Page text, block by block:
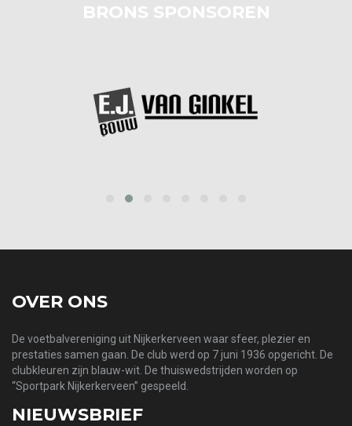
BRONS SPONSOREN
OVER ONS
De voetbalvereniging uit Nijkerkerveen waar sfeer, plezier en
prestaties samen gaan. De club werd op 7 juni 1936 opgericht. De
clubkleuren zijn blauw-wit. De thuiswedstrijden worden op
“Sportpark Nijkerkerveen” gespeeld.
NIEUWSBRIEF